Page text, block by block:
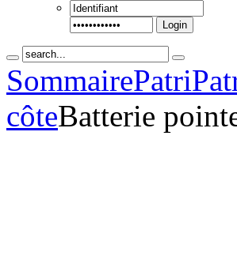
Login
SommairePatri
côteBatterie